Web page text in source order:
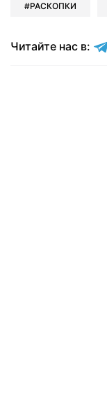
РАСКОПКИ
Читайте нас в: